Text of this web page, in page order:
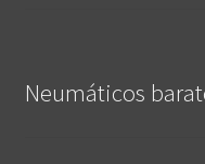
Neumáticos